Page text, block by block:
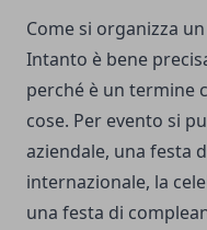
Come si organizza
Intanto è bene
perché è un termine
cose. Per evento si
aziendale, una festa
internazionale, la
una festa di